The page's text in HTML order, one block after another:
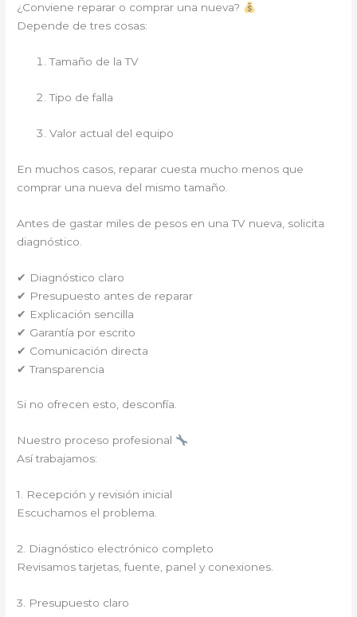
¿Conviene reparar o comprar una nueva?
Depende de tres cosas:
Tamaño de la TV
Tipo de falla
Valor actual del equipo
En muchos casos, reparar cuesta mucho menos que
comprar una nueva del mismo tamaño.
Antes de gastar miles de pesos en una TV nueva, solicita
diagnóstico.
✔ Diagnóstico claro
✔ Presupuesto antes de reparar
✔ Explicación sencilla
✔ Garantía por escrito
✔ Comunicación directa
✔ Transparencia
Si no ofrecen esto, desconfía.
Nuestro proceso profesional
Así trabajamos:
1. Recepción y revisión inicial
Escuchamos el problema.
2. Diagnóstico electrónico completo
Revisamos tarjetas, fuente, panel y conexiones.
3. Presupuesto claro